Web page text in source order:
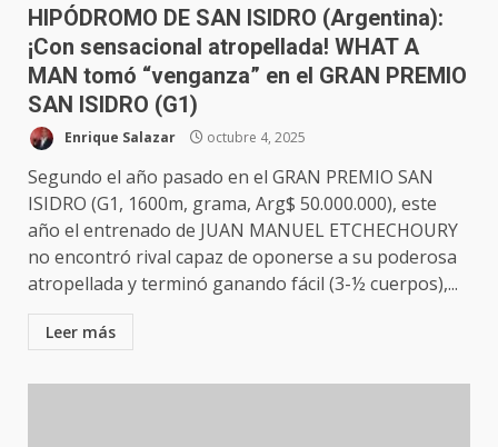
HIPÓDROMO DE SAN ISIDRO (Argentina):
¡Con sensacional atropellada! WHAT A
MAN tomó “venganza” en el GRAN PREMIO
SAN ISIDRO (G1)
Enrique Salazar octubre 4, 2025
Segundo el año pasado en el GRAN PREMIO SAN
ISIDRO (G1, 1600m, grama, Arg$ 50.000.000), este
año el entrenado de JUAN MANUEL ETCHECHOURY
no encontró rival capaz de oponerse a su poderosa
atropellada y terminó ganando fácil (3-½ cuerpos),...
Leer más